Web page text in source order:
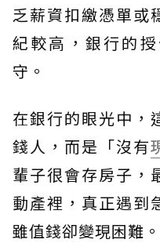
乏薪資扣繳憑單或
紀較高，銀行的
守。
在銀行的眼光中，
錢人，而是「沒有
輩子很會存房子，
動產裡，真正遇到
雖值錢卻變現困難。